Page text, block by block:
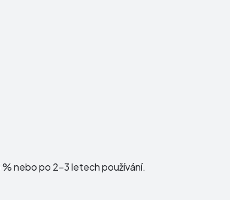
nebo po 2–3 letech používání.